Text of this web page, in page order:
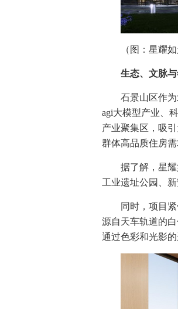
（图：星耀
生态、文脉与
石景山区作
agi大模型产业、
产业聚集区，吸
群体高品质住房
据了解，星
工业遗址公园、
同时，项目
源自天车轨道的
通过色彩和光影